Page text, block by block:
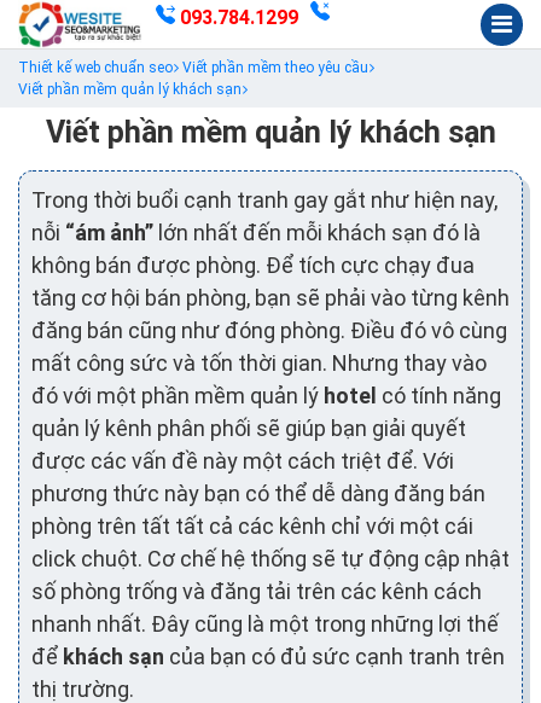
093.784.1299
Thiết kế web chuẩn seo Viết phần mềm theo yêu cầu
Viết phần mềm quản lý khách sạn
Viết phần mềm quản lý khách sạn
Trong thời buổi cạnh tranh gay gắt như hiện nay,
nỗi “ám ảnh” lớn nhất đến mỗi khách sạn đó là
không bán được phòng. Để tích cực chạy đua
tăng cơ hội bán phòng, bạn sẽ phải vào từng kênh
đăng bán cũng như đóng phòng. Điều đó vô cùng
mất công sức và tốn thời gian. Nhưng thay vào
đó với một phần mềm quản lý hotel có tính năng
quản lý kênh phân phối sẽ giúp bạn giải quyết
được các vấn đề này một cách triệt để. Với
phương thức này bạn có thể dễ dàng đăng bán
phòng trên tất tất cả các kênh chỉ với một cái
click chuột. Cơ chế hệ thống sẽ tự động cập nhật
số phòng trống và đăng tải trên các kênh cách
nhanh nhất. Đây cũng là một trong những lợi thế
để khách sạn của bạn có đủ sức cạnh tranh trên
thị trường.